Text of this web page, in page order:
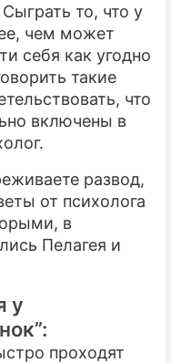
то, что у
чем может
себя как угодно
такие
что
включены в
развод,
от психолога
в
Пелагея и
у
проходят